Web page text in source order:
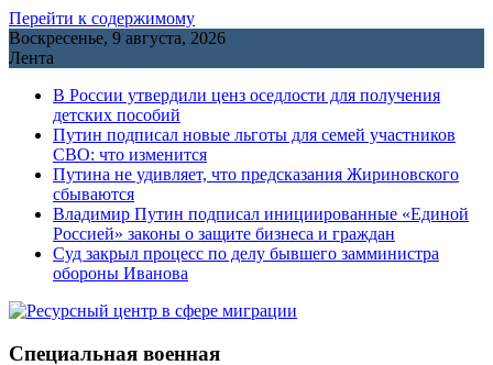
Перейти к содержимому
Воскресенье, 9 августа, 2026
Лента
В России утвердили ценз оседлости для получения
детских пособий
Путин подписал новые льготы для семей участников
СВО: что изменится
Путина не удивляет, что предсказания Жириновского
сбываются
Владимир Путин подписал инициированные «Единой
Россией» законы о защите бизнеса и граждан
Cуд закрыл процесс по делу бывшего замминистра
обороны Иванова
Специальная военная